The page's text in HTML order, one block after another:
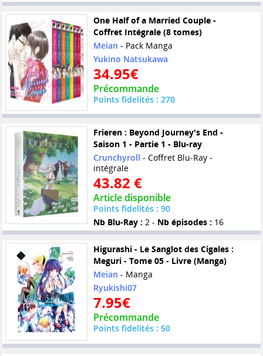
One Half of a Married Couple -
Coffret Intégrale (8 tomes)
Meian - Pack Manga
Yukino Natsukawa
34.95€
Précommande
Points fidelités : 270
Frieren : Beyond Journey's End -
Saison 1 - Partie 1 - Blu-ray
Crunchyroll - Coffret Blu-Ray -
intégrale
43.82 €
Article disponible
Points fidelités : 90
Nb Blu-Ray : 2 - Nb épisodes : 16
Higurashi - Le Sanglot des Cigales :
Meguri - Tome 05 - Livre (Manga)
Meian - Manga
Ryukishi07
7.95€
Précommande
Points fidelités : 50